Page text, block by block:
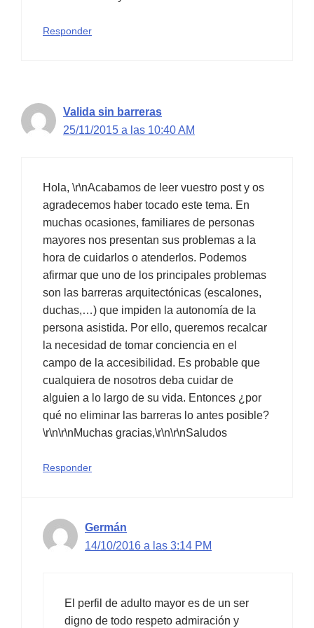
Responder
Valida sin barreras
25/11/2015 a las 10:40 AM
Hola, \r\nAcabamos de leer vuestro post y os
agradecemos haber tocado este tema. En
muchas ocasiones, familiares de personas
mayores nos presentan sus problemas a la
hora de cuidarlos o atenderlos. Podemos
afirmar que uno de los principales problemas
son las barreras arquitectónicas (escalones,
duchas,…) que impiden la autonomía de la
persona asistida. Por ello, queremos recalcar
la necesidad de tomar conciencia en el
campo de la accesibilidad. Es probable que
cualquiera de nosotros deba cuidar de
alguien a lo largo de su vida. Entonces ¿por
qué no eliminar las barreras lo antes posible?
\r\n\r\nMuchas gracias,\r\n\r\nSaludos
Responder
Germán
14/10/2016 a las 3:14 PM
El perfil de adulto mayor es de un ser
digno de todo respeto admiración y